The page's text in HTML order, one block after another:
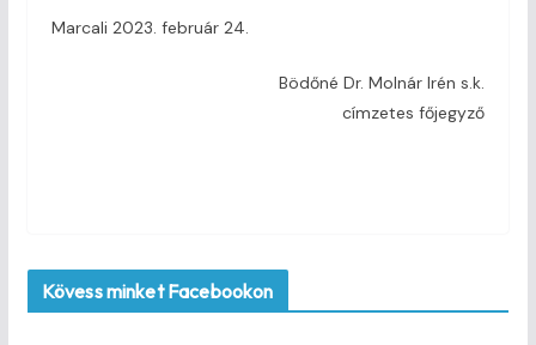
Marcali 2023. február 24.
Bödőné Dr. Molnár Irén s.k.
címzetes főjegyző
Kövess minket Facebookon